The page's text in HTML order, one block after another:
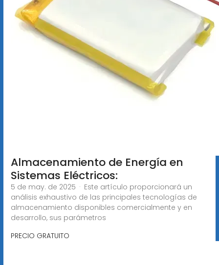
Almacenamiento de Energía en
Sistemas Eléctricos:
5 de may. de 2025 · Este artículo proporcionará un
análisis exhaustivo de las principales tecnologías de
almacenamiento disponibles comercialmente y en
desarrollo, sus parámetros
PRECIO GRATUITO